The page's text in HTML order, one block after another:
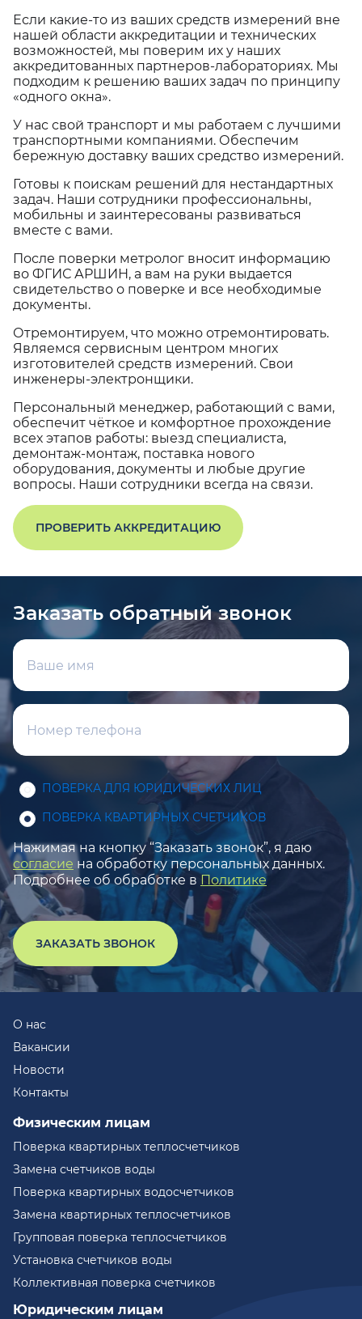
Если какие-то из ваших средств измерений вне
нашей области аккредитации и технических
возможностей, мы поверим их у наших
аккредитованных партнеров-лабораториях. Мы
подходим к решению ваших задач по принципу
«одного окна».
У нас свой транспорт и мы работаем с лучшими
транспортными компаниями. Обеспечим
бережную доставку ваших средство измерений.
Готовы к поискам решений для нестандартных
задач. Наши сотрудники профессиональны,
мобильны и заинтересованы развиваться
вместе с вами.
После поверки метролог вносит информацию
во ФГИС АРШИН, а вам на руки выдается
свидетельство о поверке и все необходимые
документы.
Отремонтируем, что можно отремонтировать.
Являемся сервисным центром многих
изготовителей средств измерений. Свои
инженеры-электронщики.
Персональный менеджер, работающий с вами,
обеспечит чёткое и комфортное прохождение
всех этапов работы: выезд специалиста,
демонтаж-монтаж, поставка нового
оборудования, документы и любые другие
вопросы. Наши сотрудники всегда на связи.
ПРОВЕРИТЬ АККРЕДИТАЦИЮ
Заказать обратный звонок
ПОВЕРКА ДЛЯ ЮРИДИЧЕСКИХ ЛИЦ
ПОВЕРКА КВАРТИРНЫХ СЧЕТЧИКОВ
Нажимая на кнопку “Заказать звонок”, я даю
согласие на обработку персональных данных.
Подробнее об обработке в Политике
ЗАКАЗАТЬ ЗВОНОК
О нас
Вакансии
Новости
Контакты
Физическим лицам
Поверка квартирных теплосчетчиков
Замена счетчиков воды
Поверка квартирных водосчетчиков
Замена квартирных теплосчетчиков
Групповая поверка теплосчетчиков
Установка счетчиков воды
Коллективная поверка счетчиков
Юридическим лицам